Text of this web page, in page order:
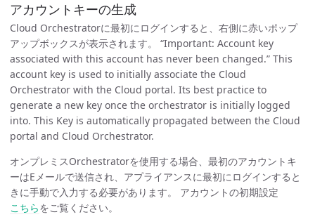
アカウントキーの生成
Cloud Orchestratorに最初にログインすると、右側に赤いポップ
アップボックスが表示されます。 “Important: Account key
associated with this account has never been changed.” This
account key is used to initially associate the Cloud
Orchestrator with the Cloud portal. Its best practice to
generate a new key once the orchestrator is initially logged
into. This Key is automatically propagated between the Cloud
portal and Cloud Orchestrator.
オンプレミスOrchestratorを使用する場合、最初のアカウントキ
ーはEメールで送信され、アプライアンスに最初にログインすると
きに手動で入力する必要があります。 アカウントの初期設定
こちらをご覧ください。